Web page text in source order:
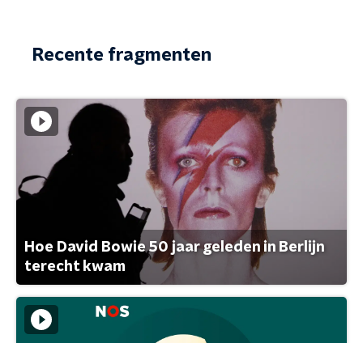
Recente fragmenten
Hoe David Bowie 50 jaar geleden in Berlijn
terecht kwam